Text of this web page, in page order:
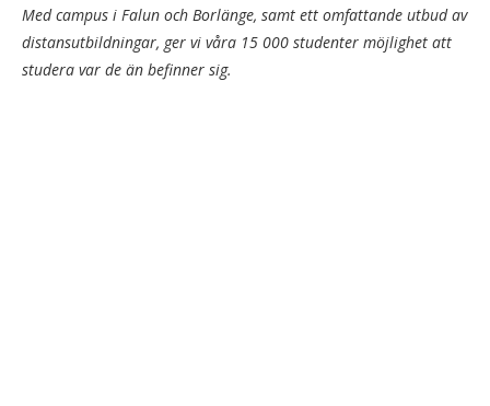
Med campus i Falun och Borlänge, samt ett omfattande utbud av
distansutbildningar, ger vi våra 15 000 studenter möjlighet att
studera var de än befinner sig.